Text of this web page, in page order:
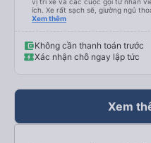
ích. Xe rất sạch sẽ, giường ngủ
và cổng USB được đặt ở vị trí
Xem thêm
Không cần thanh toán trước
Xác nhận chỗ ngay lập tức
Xem